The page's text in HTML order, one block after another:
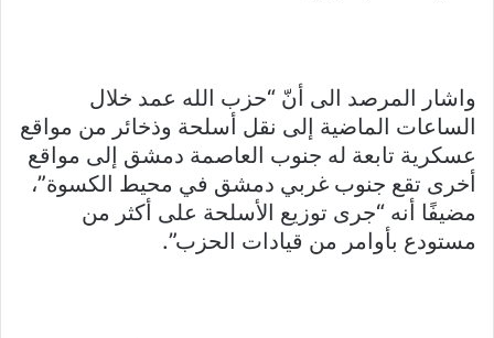
واشار المرصد الى أنّ “حزب الله عمد خلال
الساعات الماضية إلى نقل أسلحة وذخائر من مواقع
عسكرية تابعة له جنوب العاصمة دمشق إلى مواقع
أخرى تقع جنوب غربي دمشق في محيط الكسوة”،
مضيفًا أنه “جرى توزيع الأسلحة على أكثر من
مستودع بأوامر من قيادات الحزب”.